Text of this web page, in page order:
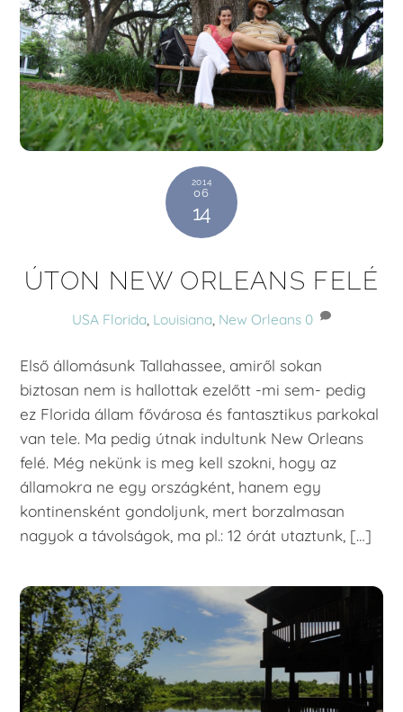
2014
06
14
ÚTON NEW ORLEANS FELÉ
USA Florida, Louisiana, New Orleans 0
Első állomásunk Tallahassee, amiről sokan
biztosan nem is hallottak ezelőtt -mi sem- pedig
ez Florida állam fővárosa és fantasztikus parkokal
van tele. Ma pedig útnak indultunk New Orleans
felé. Még nekünk is meg kell szokni, hogy az
államokra ne egy országként, hanem egy
kontinensként gondoljunk, mert borzalmasan
nagyok a távolságok, ma pl.: 12 órát utaztunk, […]